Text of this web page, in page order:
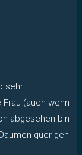
sehr
(auch wenn
abgesehen bin
quer geh